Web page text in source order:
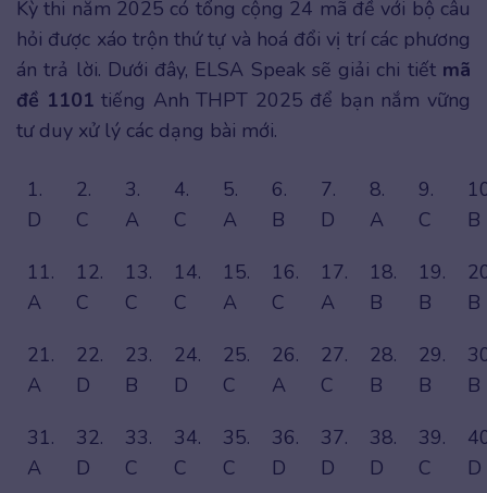
Kỳ thi năm 2025 có tổng cộng 24 mã đề với bộ câu
hỏi được xáo trộn thứ tự và hoá đổi vị trí các phương
án trả lời. Dưới đây, ELSA Speak sẽ giải chi tiết mã
đề 1101 tiếng Anh THPT 2025 để bạn nắm vững
tư duy xử lý các dạng bài mới.
1.
D
2.
C
3.
A
4.
C
5.
A
6.
B
7.
D
8.
A
9.
C
B
11.
A
12.
C
13.
C
14.
C
15.
A
16.
C
17.
A
18.
B
19.
B
B
21.
A
22.
D
23.
B
24.
D
25.
C
26.
A
27.
C
28.
B
29.
B
B
31.
A
32.
D
33.
C
34.
C
35.
C
36.
D
37.
D
38.
D
39.
C
D